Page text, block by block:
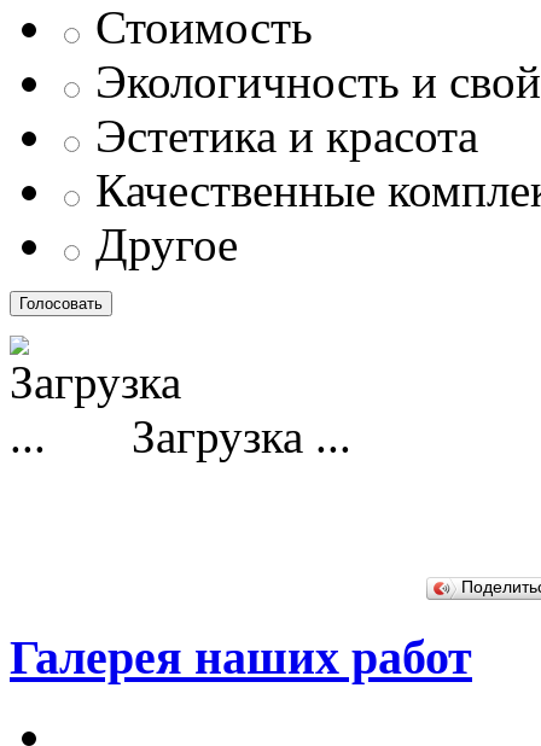
Стоимость
Экологичность и
Эстетика и красота
Качественные
Другое
Загрузка ...
Галерея наших работ